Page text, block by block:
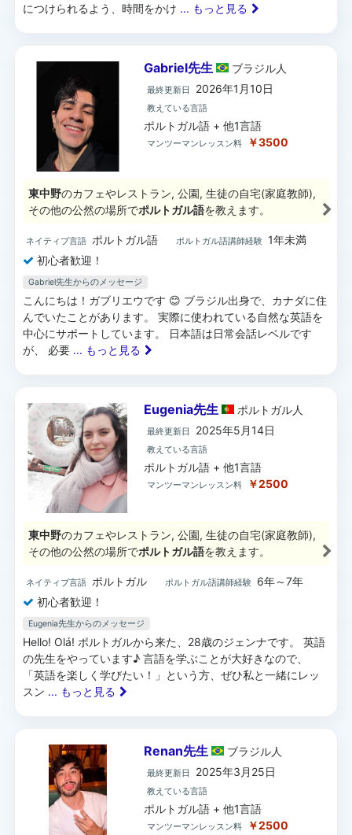
につけられるよう、時間をかけ ... もっと見る
Gabriel先生 ブラジル人
最終更新日 2026年1月10日
教えている言語
ポルトガル語 + 他1言語
マンツーマンレッスン料 ￥3500
東中野のカフェやレストラン, 公園, 生徒の自宅(家庭教師),
その他の公然の場所でポルトガル語を教えます。
ネイティブ言語 ポルトガル語 ポルトガル語講師経験 1年未満
初心者歓迎！
Gabriel先生からのメッセージ
こんにちは！ガブリエウです 😊 ブラジル出身で、カナダに住
んでいたことがあります。 実際に使われている自然な英語を
中心にサポートしています。 日本語は日常会話レベルです
が、 必要 ... もっと見る
Eugenia先生 ポルトガル人
最終更新日 2025年5月14日
教えている言語
ポルトガル語 + 他1言語
マンツーマンレッスン料 ￥2500
東中野のカフェやレストラン, 公園, 生徒の自宅(家庭教師),
その他の公然の場所でポルトガル語を教えます。
ネイティブ言語 ポルトガル ポルトガル語講師経験
6年～7年
初心者歓迎！
Eugenia先生からのメッセージ
Hello! Olá! ポルトガルから来た、28歳のジェンナです。 英語
の先生をやっています♪ 言語を学ぶことが大好きなので、
「英語を楽しく学びたい！」という方、ぜひ私と一緒にレッ
スン ... もっと見る
Renan先生 ブラジル人
最終更新日 2025年3月25日
教えている言語
ポルトガル語 + 他1言語
マンツーマンレッスン料 ￥2500